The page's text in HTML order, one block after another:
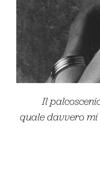
Il
quale davvero mi